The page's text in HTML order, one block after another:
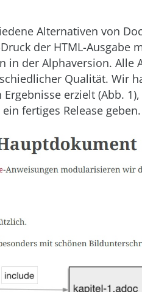
Alternativen von
der HTML-Ausgabe
in der Alphaversion. Alle
Qualität. Wir
Ergebnisse erzielt (Abb.
fertiges Release geben.